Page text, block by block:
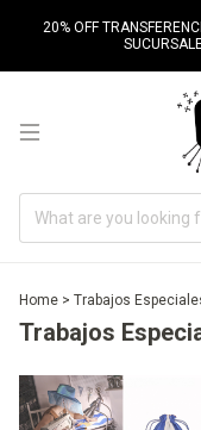
20% OFF
Home > Trabajos
Trabajos